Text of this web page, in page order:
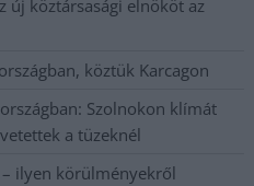
új köztársasági elnököt az
köztük Karcagon
Szolnokon klímát
a tüzeknél
ilyen körülményekről